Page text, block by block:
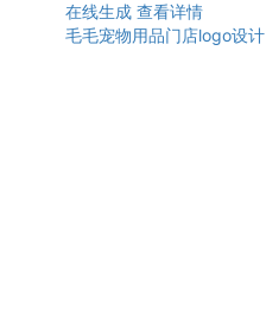
在线生成 查看详情
毛毛宠物用品门店logo设计